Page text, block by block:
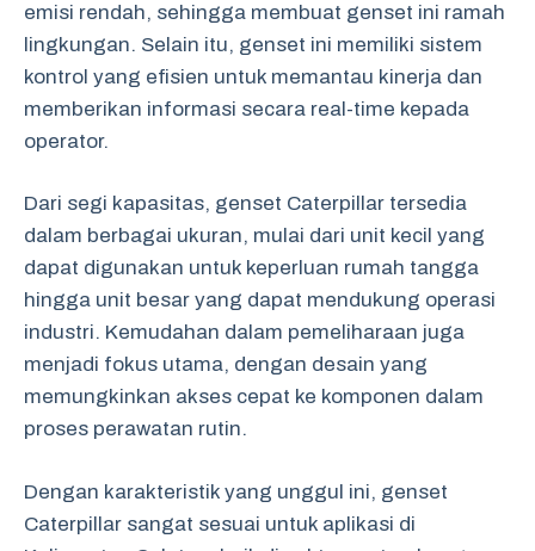
emisi rendah, sehingga membuat genset ini ramah
lingkungan. Selain itu, genset ini memiliki sistem
kontrol yang efisien untuk memantau kinerja dan
memberikan informasi secara real-time kepada
operator.
Dari segi kapasitas, genset Caterpillar tersedia
dalam berbagai ukuran, mulai dari unit kecil yang
dapat digunakan untuk keperluan rumah tangga
hingga unit besar yang dapat mendukung operasi
industri. Kemudahan dalam pemeliharaan juga
menjadi fokus utama, dengan desain yang
memungkinkan akses cepat ke komponen dalam
proses perawatan rutin.
Dengan karakteristik yang unggul ini, genset
Caterpillar sangat sesuai untuk aplikasi di